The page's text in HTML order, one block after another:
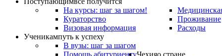
На курсы: шаг за шагом!
Кураторство
Визовая информация
Проживание
Расходы
Ученикампуть к успеху
В вузы: шаг за шагом
Помощь абитуриентуЧехияо стране